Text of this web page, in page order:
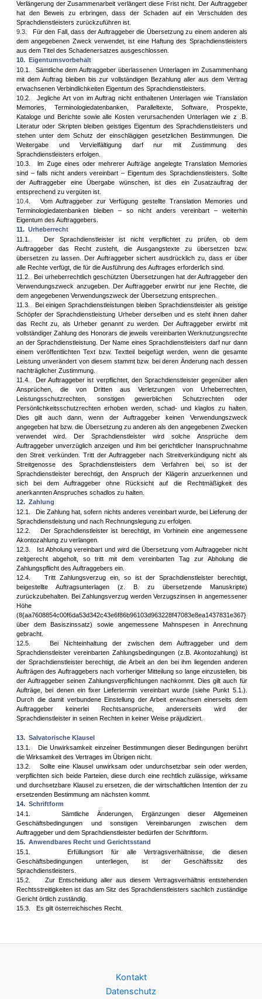
Verlängerung der Zusammenarbeit verlängert diese Frist nicht. Der Auftraggeber
hat den Beweis zu erbringen, dass der Schaden auf ein Verschulden des
Sprachdienstleisters zurückzuführen ist.
9.3.
Für den Fall, dass der Auftraggeber die Übersetzung zu einem anderen als
dem angegebenen Zweck verwendet, ist eine Haftung des Sprachdienstleisters
aus dem Titel des Schadenersatzes ausgeschlossen.
10. Eigentumsvorbehalt
10.1.
Sämtliche dem Auftraggeber überlassenen Unterlagen im Zusammenhang
mit dem Auftrag bleiben bis zur vollständigen Bezahlung aller aus dem Vertrag
erwachsenen Verbindlichkeiten Eigentum des Sprachdienstleisters.
10.2.
Jegliche Art von im Auftrag nicht enthaltenen Unterlagen wie Translation
Memories, Terminologiedatenbanken, Paralleltexte, Software, Prospekte,
Kataloge und Berichte sowie alle Kosten verursachenden Unterlagen wie z .B.
Literatur oder Skripten bleiben geistiges Eigentum des Sprachdienstleisters und
stehen unter dem Schutz der einschlägigen gesetzlichen Bestimmungen. Die
Weitergabe und Vervielfältigung darf nur mit Zustimmung des
Sprachdienstleisters erfolgen.
10.3.
lm Zuge eines oder mehrerer Aufträge angelegte Translation Memories
sind – falls nicht anders vereinbart – Eigentum des Sprachdienstleisters. Sollte
der Auftraggeber eine Übergabe wünschen, ist dies ein Zusatzauftrag der
entsprechend zu vergüten ist.
10.4.
Vom Auftraggeber zur Verfügung gestellte Translation Memories und
Terminologiedatenbanken bleiben – so nicht anders vereinbart – weiterhin
Eigentum des Auftraggebers.
11. Urheberrecht
11.1.
Der Sprachdienstleister ist nicht verpflichtet zu prüfen, ob dem
Auftraggeber das Recht zusteht, die Ausgangstexte zu übersetzen bzw.
übersetzen zu lassen. Der Auftraggeber sichert ausdrücklich zu, dass er über
alle Rechte verfügt, die für die Ausführung des Auftrages erforderlich sind.
11.2.
Bei urheberrechtlich geschützten Übersetzungen hat der Auftraggeber den
Verwendungszweck anzugeben. Der Auftraggeber erwirbt nur jene Rechte, die
dem angegebenen Verwendungszweck der Übersetzung entsprechen.
11.3.
Bei einigen Sprachdienstleistungen bleiben Sprachdienstleister als geistige
Schöpfer der Sprachdienstleistung Urheber derselben und es steht ihnen daher
das Recht zu, als Urheber genannt zu werden. Der Auftraggeber erwirbt mit
vollständiger Zahlung des Honorars die jeweils vereinbarten Werknutzungsrechte
an der Sprachdienstleistung. Der Name eines Sprachdienstleisters darf nur dann
einem veröffentlichten Text bzw. Textteil beigefügt werden, wenn die gesamte
Leistung unverändert von diesem stammt bzw. bei deren Änderung nach dessen
nachträglicher Zustimmung.
11.4.
Der Auftraggeber ist verpflichtet, den Sprachdienstleister gegenüber allen
Ansprüchen, die von Dritten aus Verletzungen von Urheberrechten,
Leistungsschutzrechten, sonstigen gewerblichen Schutzrechten oder
Persönlichkeitsschutzrechten erhoben werden, schad- und klaglos zu halten.
Dies gilt auch dann, wenn der Auftraggeber keinen Verwendungszweck
angegeben hat bzw. die Übersetzung zu anderen als den angegebenen Zwecken
verwendet wird. Der Sprachdienstleister wird solche Ansprüche dem
Auftraggeber unverzüglich anzeigen und ihm bei gerichtlicher Inanspruchnahme
den Streit verkünden. Tritt der Auftraggeber nach Streitverkündigung nicht als
Streitgenosse des Sprachdienstleisters dem Verfahren bei, so ist der
Sprachdienstleister berechtigt, den Anspruch der Klägerin anzuerkennen und
sich bei dem Auftraggeber ohne Rücksicht auf die Rechtmäßigkeit des
anerkannten Anspruches schadlos zu halten.
12. Zahlung
12.1.
Die Zahlung hat, sofern nichts anderes vereinbart wurde, bei Lieferung der
Sprachdienstleistung und nach Rechnungslegung zu erfolgen.
12.2.
Der Sprachdienstleister ist berechtigt, im Vorhinein eine angemessene
Akontozahlung zu verlangen.
12.3.
Ist Abholung vereinbart und wird die Übersetzung vom Auftraggeber nicht
zeitgerecht abgeholt, so tritt mit dem vereinbarten Tag zur Abholung die
Zahlungspflicht des Auftraggebers ein.
12.4.
Tritt Zahlungsverzug ein, so ist der Sprachdienstleister berechtigt,
beigestellte Auftragsunterlagen (z. B. zu übersetzende Manuskripte)
zurückzubehalten. Bei Zahlungsverzug werden Verzugszinsen in angemessener
Höhe
(8{aa7608854c00f6da53d342c43e6f86b96103d963228f47083e8ea1437831e367}
über dem Basiszinssatz) sowie angemessene Mahnspesen in Anrechnung
gebracht.
12.5.
Bei Nichteinhaltung der zwischen dem Auftraggeber und dem
Sprachdienstleister vereinbarten Zahlungsbedingungen (z.B. Akontozahlung) ist
der Sprachdienstleister berechtigt, die Arbeit an den bei ihm liegenden anderen
Aufträgen des Auftraggebers nach vorheriger Mitteilung so lange einzustellen, bis
der Auftraggeber seinen Zahlungsverpflichtungen nachkommt. Dies gilt auch für
Aufträge, bei denen ein fixer Liefertermin vereinbart wurde (siehe Punkt 5.1.).
Durch die damit verbundene Einstellung der Arbeit erwachsen einerseits dem
Auftraggeber keinerlei Rechtsansprüche, andererseits wird der
Sprachdienstleister in seinen Rechten in keiner Weise präjudiziert.
13. Salvatorische Klausel
13.1.
Die Unwirksamkeit einzelner Bestimmungen dieser Bedingungen berührt
die Wirksamkeit des Vertrages im Übrigen nicht.
13.2.
Sollte eine Klausel unwirksam oder undurchsetzbar sein oder werden,
verpflichten sich beide Parteien, diese durch eine rechtlich zulässige, wirksame
und durchsetzbare Klausel zu ersetzen, die der wirtschaftlichen Intention der zu
ersetzenden Bestimmung am nächsten kommt.
14. Schriftform
14.1.
Sämtliche Änderungen, Ergänzungen dieser Allgemeinen
Geschäftsbedingungen und sonstigen Vereinbarungen zwischen dem
Auftraggeber und dem Sprachdienstleister bedürfen der Schriftform.
15. Anwendbares Recht und Gerichtsstand
15.1.
Erfüllungsort für alle Vertragsverhältnisse, die diesen
Geschäftsbedingungen unterliegen, ist der Geschäftssitz des
Sprachdienstleisters.
15.2.
Zur Entscheidung aller aus diesem Vertragsverhältnis entstehenden
Rechtsstreitigkeiten ist das am Sitz des Sprachdienstleisters sachlich zuständige
Gericht örtlich zuständig
15.3.
Es gilt österreichisches Recht.
Kontakt
Datenschutz